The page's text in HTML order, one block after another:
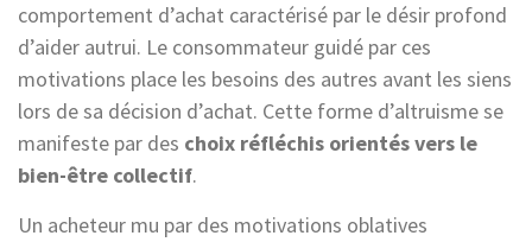
comportement d’achat caractérisé par le désir profond
d’aider autrui. Le consommateur guidé par ces
motivations place les besoins des autres avant les siens
lors de sa décision d’achat. Cette forme d’altruisme se
manifeste par des choix réfléchis orientés vers le
bien-être collectif.
Un acheteur mu par des motivations oblatives